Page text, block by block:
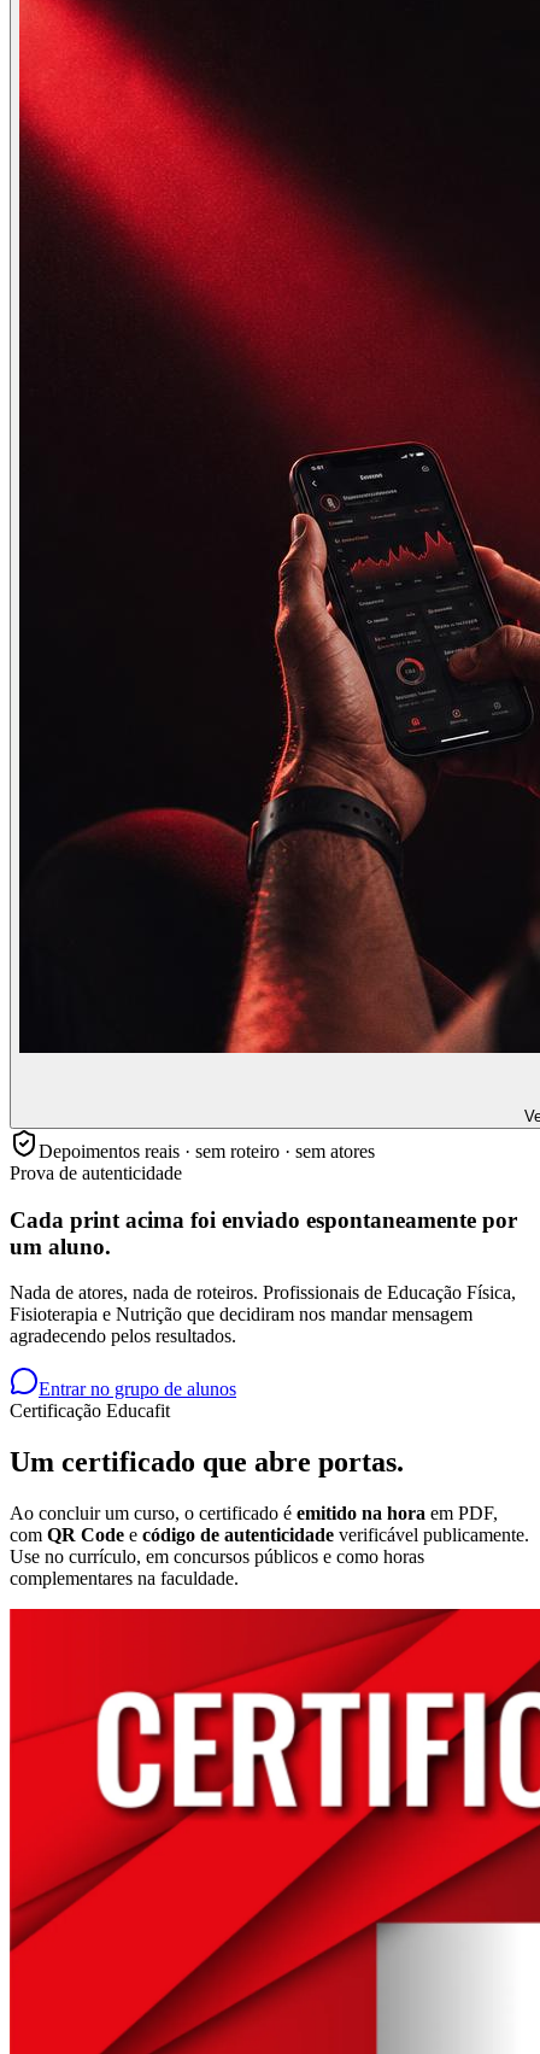
Depoimentos reais · sem roteiro · sem atores
Prova de autenticidade
Cada print acima foi enviado espontaneamente por
um aluno.
Nada de atores, nada de roteiros. Profissionais de Educação Física,
Fisioterapia e Nutrição que decidiram nos mandar mensagem
agradecendo pelos resultados.
Entrar no grupo de alunos
Certificação Educafit
Um certificado que abre portas.
Ao concluir um curso, o certificado é emitido na hora em PDF,
com QR Code e código de autenticidade verificável publicamente.
Use no currículo, em concursos públicos e como horas
complementares na faculdade.